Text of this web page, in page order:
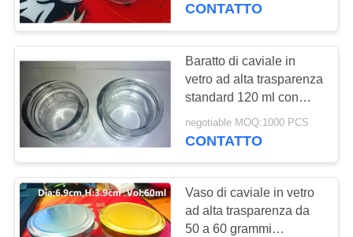
CONTATTO
Baratto di caviale in
vetro ad alta trasparenza
standard 120 ml con
coperchio metallico
negotiable MOQ:1000 PCS
CONTATTO
Vaso di caviale in vetro
ad alta trasparenza da
50 a 60 grammi